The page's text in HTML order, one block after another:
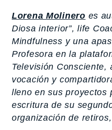
Lorena Molinero es
Diosa interior”, life
Mindfulness y una
Profesora en la
Televisión Consciente,
vocación y
lleno en sus proyectos
escritura de su
organización de